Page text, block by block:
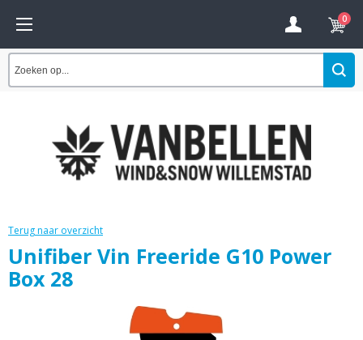
0
Terug naar overzicht
Unifiber Vin Freeride G10 Power
Box 28